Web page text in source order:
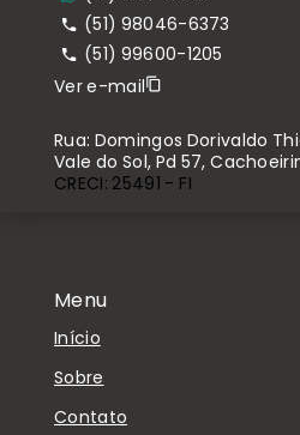
Menu
Início
Sobre
Contato
(51) 98046-6373
(51) 99600-1205
Ver e-mail
Rua: Domingos Dorivaldo
Vale do Sol, Pd 57,
CRECI: 25491 - FI